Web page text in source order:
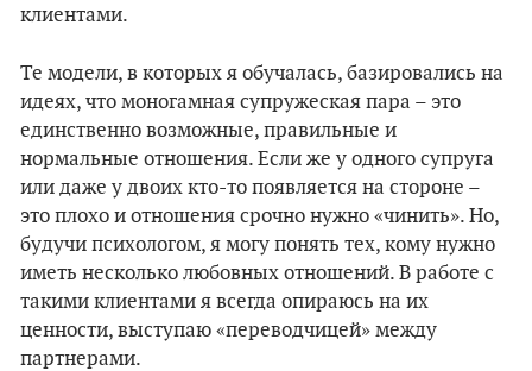
клиентами.
Те модели, в которых я обучалась, базировались на
идеях, что моногамная супружеская пара – это
единственно возможные, правильные и
нормальные отношения. Если же у одного супруга
или даже у двоих кто-то появляется на стороне –
это плохо и отношения срочно нужно «чинить». Но,
будучи психологом, я могу понять тех, кому нужно
иметь несколько любовных отношений. В работе с
такими клиентами я всегда опираюсь на их
ценности, выступаю «переводчицей» между
партнерами.